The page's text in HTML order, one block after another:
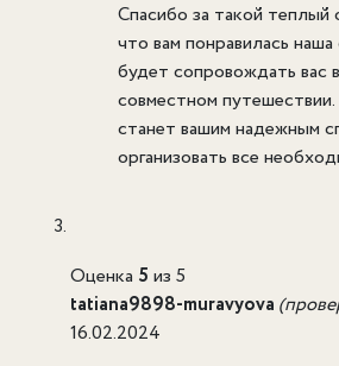
Спасибо за такой
что вам понравилась
будет сопровождать вас
совместном
станет вашим надежным
организовать все
Оценка 5 из 5
tatiana9898-muravyova
16.02.2024